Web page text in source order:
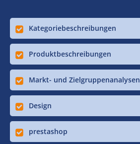
Kategoriebeschreibungen
Produktbeschreibungen
Markt- und Zielgruppenanalysen
Design
prestashop